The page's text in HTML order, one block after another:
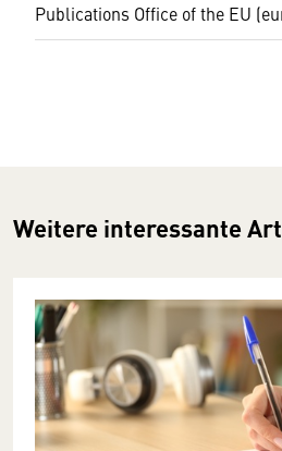
Publications Office of the EU
Weitere interessante